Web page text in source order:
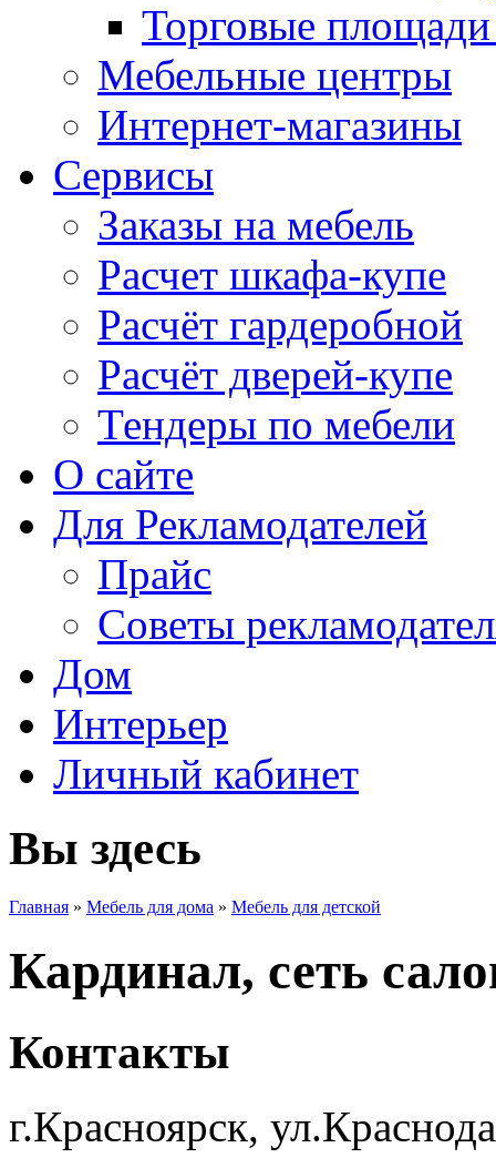
Торговые
Мебельные центры
Интернет-магазины
Сервисы
Заказы на мебель
Расчет шкафа-купе
Расчёт гардеробной
Расчёт дверей-купе
Тендеры по мебели
О сайте
Для Рекламодателей
Прайс
Советы
Дом
Интерьер
Личный кабинет
Вы здесь
Главная » Мебель для дома » Мебель для детской
Кардинал, сеть
Контакты
г.Красноярск,